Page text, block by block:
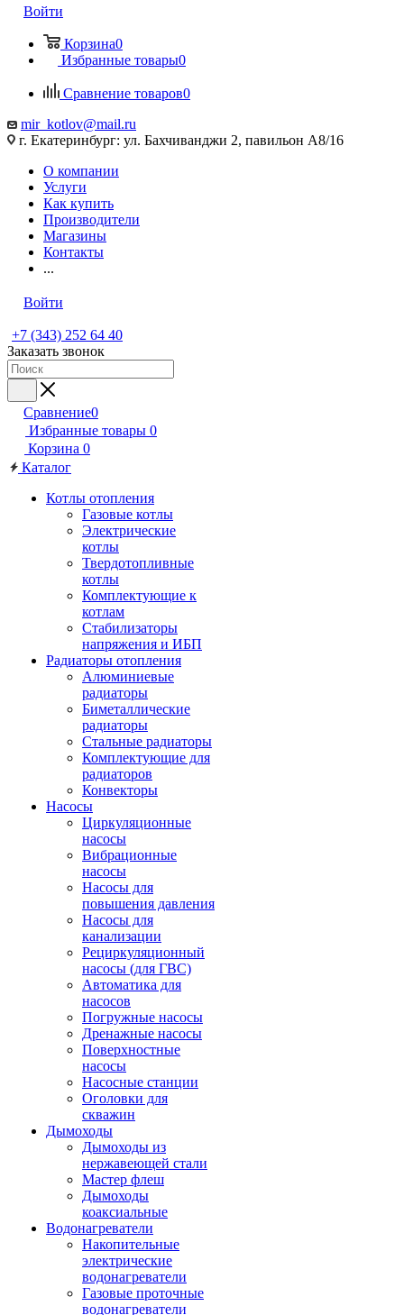
Войти
Корзина0
Избранные товары0
Сравнение товаров0
mir_kotlov@mail.ru
г. Екатеринбург: ул. Бахчиванджи 2, павильон А8/16
О компании
Услуги
Как купить
Производители
Магазины
Контакты
...
Войти
+7 (343) 252 64 40
Заказать звонок
Сравнение0
Избранные товары 0
Корзина 0
Каталог
Котлы отопления
Газовые котлы
Электрические
котлы
Твердотопливные
котлы
Комплектующие к
котлам
Стабилизаторы
напряжения и ИБП
Радиаторы отопления
Алюминиевые
радиаторы
Биметаллические
радиаторы
Стальные радиаторы
Комплектующие для
радиаторов
Конвекторы
Насосы
Циркуляционные
насосы
Вибрационные
насосы
Насосы для
повышения давления
Насосы для
канализации
Рециркуляционный
насосы (для ГВС)
Автоматика для
насосов
Погружные насосы
Дренажные насосы
Поверхностные
насосы
Насосные станции
Оголовки для
скважин
Дымоходы
Дымоходы из
нержавеющей стали
Мастер флеш
Дымоходы
коаксиальные
Водонагреватели
Накопительные
электрические
водонагреватели
Газовые проточные
водонагреватели